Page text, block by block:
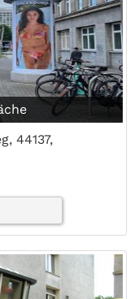
44137,